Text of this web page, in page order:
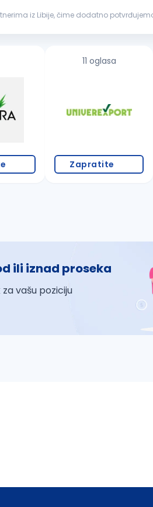
iz Libije, čime dodatno
11 oglasa
Zapratite
ili iznad proseka
vašu poziciju